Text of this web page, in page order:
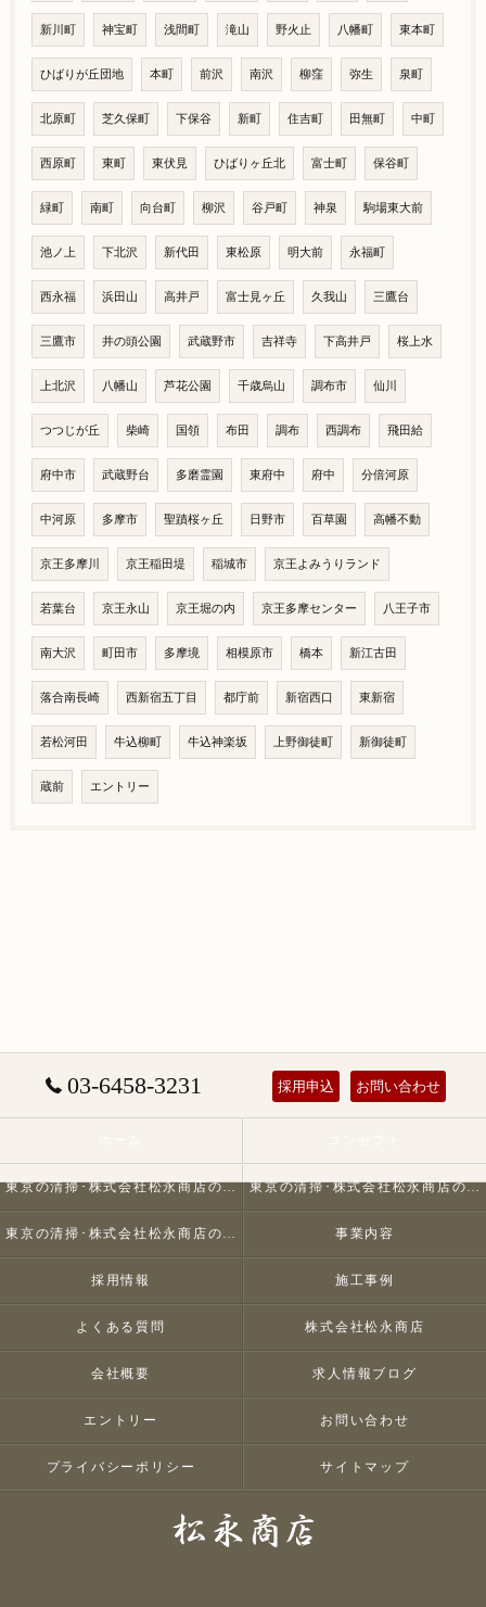
新川町 神宝町 浅間町 滝山 野火止 八幡町 東本町
ひばりが丘団地 本町 前沢 南沢 柳窪 弥生 泉町
北原町 芝久保町 下保谷 新町 住吉町 田無町 中町
西原町 東町 東伏見 ひばりヶ丘北 富士町 保谷町
緑町 南町 向台町 柳沢 谷戸町 神泉 駒場東大前
池ノ上 下北沢 新代田 東松原 明大前 永福町
西永福 浜田山 高井戸 富士見ヶ丘 久我山 三鷹台
三鷹市 井の頭公園 武蔵野市 吉祥寺 下高井戸 桜上水
上北沢 八幡山 芦花公園 千歳烏山 調布市 仙川
つつじが丘 柴崎 国領 布田 調布 西調布 飛田給
府中市 武蔵野台 多磨霊園 東府中 府中 分倍河原
中河原 多摩市 聖蹟桜ヶ丘 日野市 百草園 高幡不動
京王多摩川 京王稲田堤 稲城市 京王よみうりランド
若葉台 京王永山 京王堀の内 京王多摩センター 八王子市
南大沢 町田市 多摩境 相模原市 橋本 新江古田
落合南長崎 西新宿五丁目 都庁前 新宿西口 東新宿
若松河田 牛込柳町 牛込神楽坂 上野御徒町 新御徒町
蔵前 エントリー
03-6458-3231 採用申込 お問い合わせ
東京の清掃･株式会社松永商店の口コミ情報 東京の清掃･株式会社松永商店の評判
東京の清掃･株式会社松永商店のお客様の声 事業内容
採用情報 施工事例
よくある質問 株式会社松永商店
会社概要 求人情報ブログ
エントリー お問い合わせ
プライバシーポリシー サイトマップ